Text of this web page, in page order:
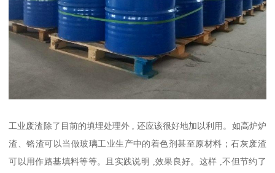
工业废渣除了目前的填埋处理外 , 还应该很好地加以利用。如高炉炉
渣、铬渣可以当做玻璃工业生产中的着色剂甚至原材料；石灰废渣
可以用作路基填料等等。且实践说明 ,效果良好。这样 ,不但节约了